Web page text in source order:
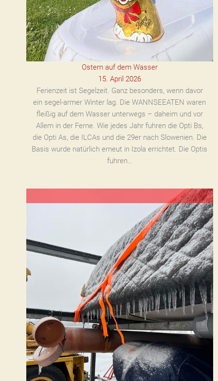
Ostern auf dem Wasser
15. April 2026
Ferienzeit ist Segelzeit. Ganz besonders, wenn davor
ein segel-armer Winter lag. Die WANNSEEATEN waren
fleißig auf dem Wasser unterwegs – daheim und vor
Allem in der Ferne. Wie jedes Jahr fuhren die Opti Bs,
die Opti As, die ILCAs und die 29er nach Slowenien. Die
Basis wurde natürlich erneut in Izola errichtet. Die Optis
fuhren…